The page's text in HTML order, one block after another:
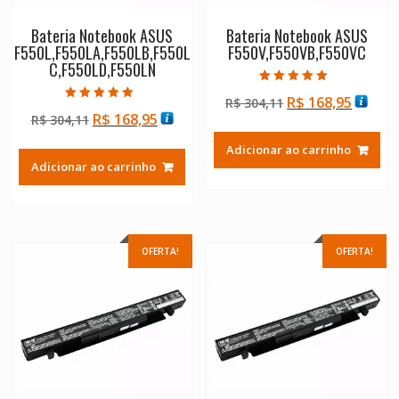
Bateria Notebook ASUS
F550L,F550LA,F550LB,F550L
C,F550LD,F550LN
5.00
de 5
R$304,11 O
original
era:
R$ 168,95O
atual
é:
Adicionar ao carrinho
Bateria Notebook ASUS
F550V,F550VB,F550VC
5.00
de 5
R$304,11 O
original
era:
R$ 168,95O
atual
é:
Adicionar ao carrinho
OFERTA! OFERTA!